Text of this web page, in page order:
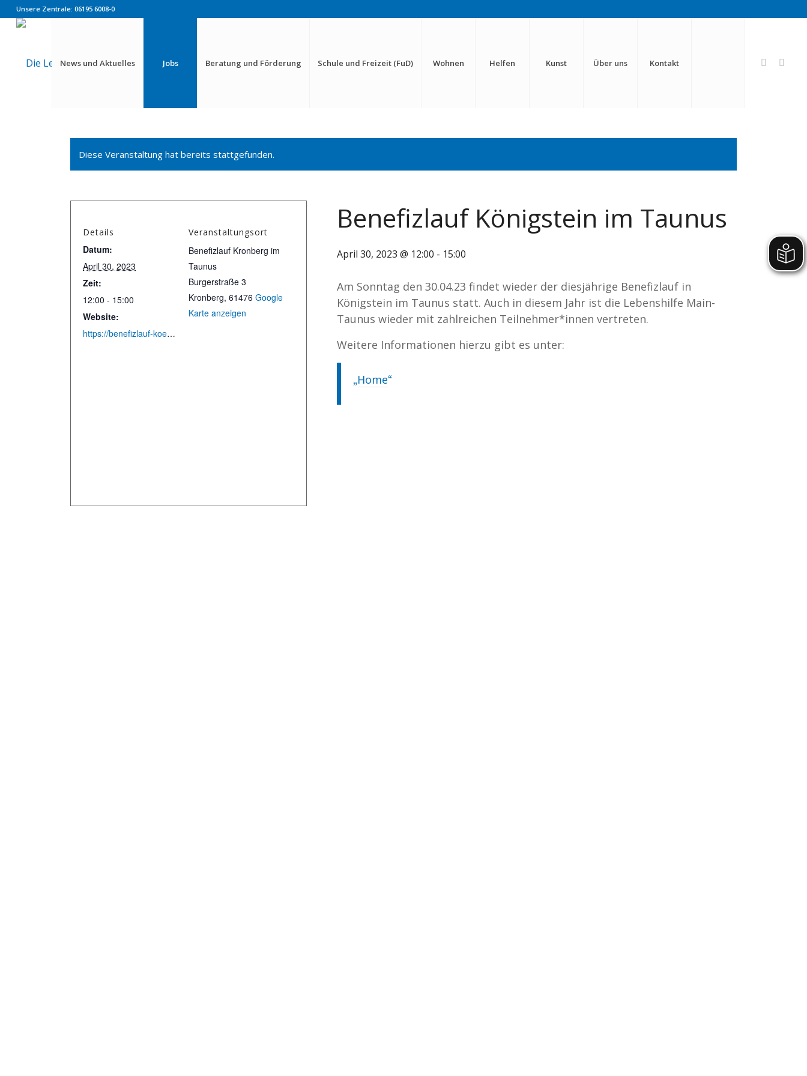
Unsere Zentrale: 06195 6008-0
News und Aktuelles Jobs Beratung und Förderung Schule und Freizeit (FuD) Wohnen Helfen Kunst Über uns Kontakt
Diese Veranstaltung hat bereits stattgefunden.
Benefizlauf Königstein im Taunus
April 30, 2023 @ 12:00 - 15:00
Am Sonntag den 30.04.23 findet wieder der diesjährige Benefizlauf in
Königstein im Taunus statt. Auch in diesem Jahr ist die Lebenshilfe Main-
Taunus wieder mit zahlreichen Teilnehmer*innen vertreten.
Weitere Informationen hierzu gibt es unter:
Home
Details
Datum:
April 30, 2023
Zeit:
12:00 - 15:00
Website:
https://benefizlauf-koenigstein.de
Veranstaltungsort
Benefizlauf Kronberg im
Taunus
Burgerstraße 3
Kronberg, 61476 Google
Karte anzeigen